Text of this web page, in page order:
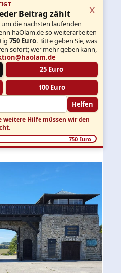
Beitrag zählt
die nächsten laufenden
haOlam.de so weiterarbeiten
750 Euro. Bitte geben Sie, was
sofort; wer mehr geben kann,
25 Euro
100 Euro
Helfen
x
weitere Hilfe müssen wir den
750 Euro